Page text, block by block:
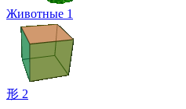
Животные 1
形 2